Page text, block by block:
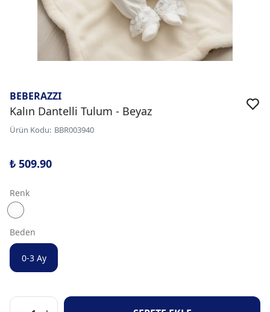
BEBERAZZI
Kalın Dantelli Tulum - Beyaz
Ürün Kodu: BBR003940
₺ 509.90
Renk
Beden
0-3 Ay